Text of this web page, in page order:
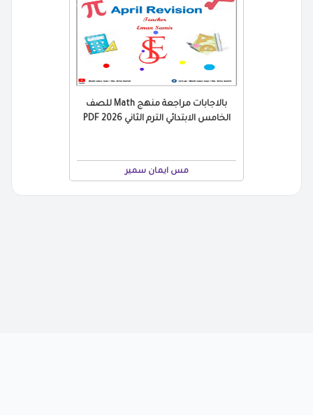
بالاجابات مراجعة منهج Math للصف
الخامس الابتدائي الترم الثاني 2026 PDF
مس ايمان سمير